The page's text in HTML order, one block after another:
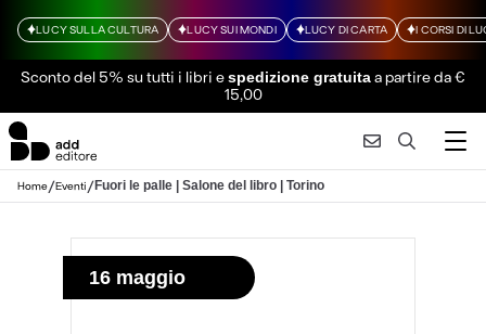
LUCY SULLA CULTURA LUCY SUI MONDI LUCY DI CARTA I CORSI DI
Sconto del 5% su tutti i libri espedizione gratuitaa partire da €
15,00
Home/Eventi/Fuori le palle | Salone del libro | Torino
16 maggio